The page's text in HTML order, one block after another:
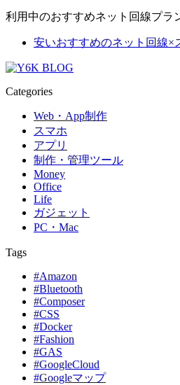
利用中のおすすめネット回線プラ
安いおすすめのネット回線×
Categories
Web・App制作
スマホ
アプリ
制作・管理ツール
Money
Office
Life
ガジェット
PC・Mac
Tags
#Amazon
#Bluetooth
#Composer
#CSS
#Docker
#Fashion
#GAS
#GoogleCloud
#Googleマップ